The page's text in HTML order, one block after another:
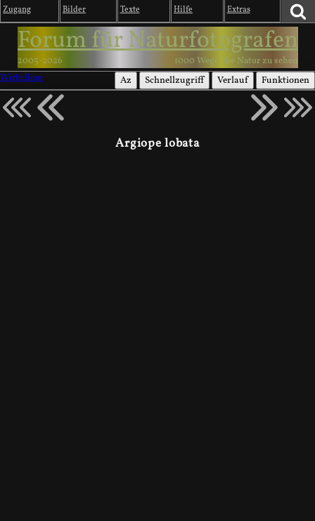
Zugang Bilder Texte Hilfe Extras
Forum für Naturfotografen
2003-2026
1000 Wege, die Natur zu sehen
Wirbellose
Az Schnellzugriff Verlauf Funktionen
Argiope lobata